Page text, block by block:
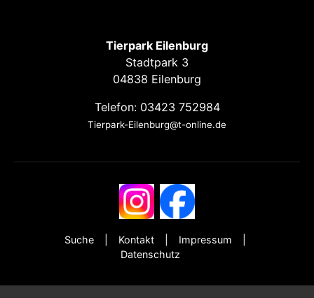
Tierpark Eilenburg
Stadtpark 3
04838 Eilenburg
Telefon: 03423 752984
Tierpark-Eilenburg@t-online.de
Suche Kontakt
Impressum
Datenschutz